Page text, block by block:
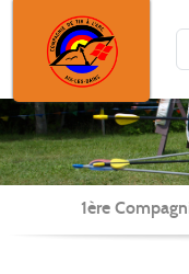
1ère
Panneau de gestion des